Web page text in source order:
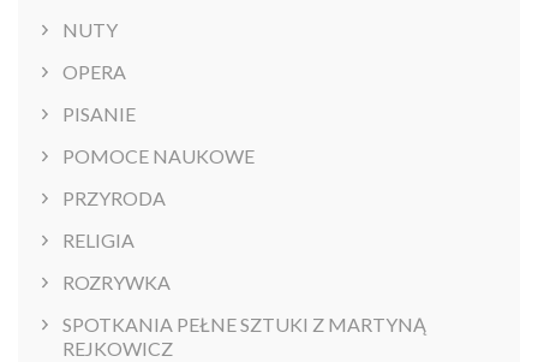
NUTY
OPERA
PISANIE
POMOCE NAUKOWE
PRZYRODA
RELIGIA
ROZRYWKA
SPOTKANIA PEŁNE SZTUKI Z MARTYNĄ
REJKOWICZ